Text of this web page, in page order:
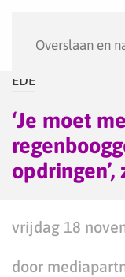
Overslaan en
EDE
‘Je moet
vrijdag 18
door